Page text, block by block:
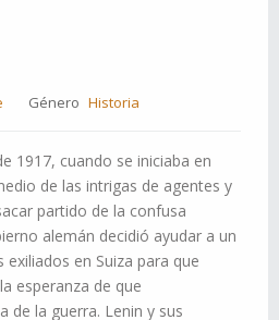
Género Historia
1917, cuando se iniciaba en
de las intrigas de agentes y
partido de la confusa
alemán decidió ayudar a un
en Suiza para que
esperanza de que
de la guerra. Lenin y sus